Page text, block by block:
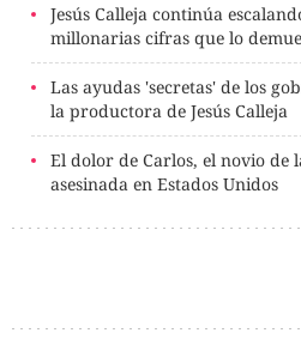
Jesús Calleja continúa
millonarias cifras que lo
Las ayudas 'secretas' de los
la productora de Jesús Calleja
El dolor de Carlos, el novio de
asesinada en Estados Unidos